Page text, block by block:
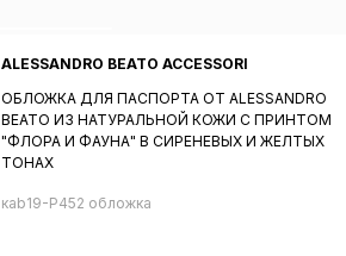
ALESSANDRO BEATO ACCESSORI
ОБЛОЖКА ДЛЯ ПАСПОРТА ОТ ALESSANDRO
BEATO ИЗ НАТУРАЛЬНОЙ КОЖИ С ПРИНТОМ
"ФЛОРА И ФАУНА" В СИРЕНЕВЫХ И ЖЕЛТЫХ
ТОНАХ
кab19-P452 обложка